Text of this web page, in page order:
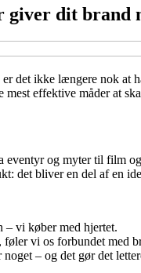
dit brand
det ikke længere nok
effektive måder at
og myter til film
det bliver en del af en
vi køber med hjertet.
vi os forbundet med
– og det gør det